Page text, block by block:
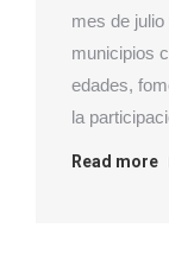
mes de
municipios
edades,
la
Read more